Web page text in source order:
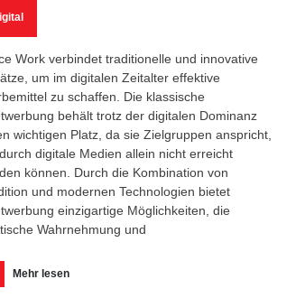
Work verbindet traditionelle und innovative
um im digitalen Zeitalter effektive
zu schaffen. Die klassische
behält trotz der digitalen Dominanz
wichtigen Platz, da sie Zielgruppen anspricht,
digitale Medien allein nicht erreicht
können. Durch die Kombination von
und modernen Technologien bietet
einzigartige Möglichkeiten, die
Wahrnehmung und
Mehr lesen